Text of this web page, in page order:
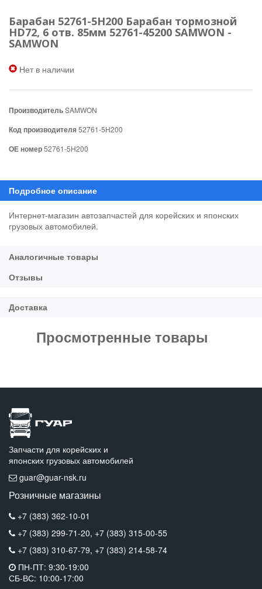
Барабан 52761-5H200 Барабан тормозной
HD72, 6 отв. 85мм 52761-45200 SAMWON -
SAMWON
Нет в наличии
ПроизводительSAMWON
Код производителя52761-5H200
ОЕ номер52761-5H200
Интернет-магазин автозапчастей для корейских и японских
грузовых автомобилей.
Просмотренные товары
Запчасти для корейских и
японских грузовых автомобилей
guar@guar-nsk.ru
Розничные магазины
+7 (383) 362-10-01
+7 (383) 299-71-20, +7 (383) 315-00-55
+7 (383) 310-67-79, +7 (383) 214-58-74
ПН-ПТ: 9:30-19:00
СБ-ВС: 10:00-17:00